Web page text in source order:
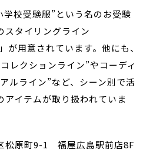
学校受験服”という名のお受験
スタイリングライン
が用意されています。他にも、
レクションライン”やコーディ
ルライン”など、シーン別で活
イテムが取り扱われていま
松原町9-1 福屋広島駅前店8F